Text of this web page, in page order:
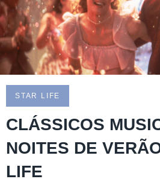
STAR LIFE
CLÁSSICOS
NOITES DE
LIFE